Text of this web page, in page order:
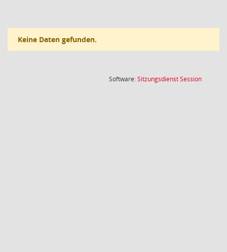
Keine Daten gefunden.
Software:SitzungsdienstSession(Wird in